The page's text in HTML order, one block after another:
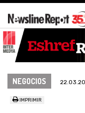
NEGOCIOS
IMPRIMIR